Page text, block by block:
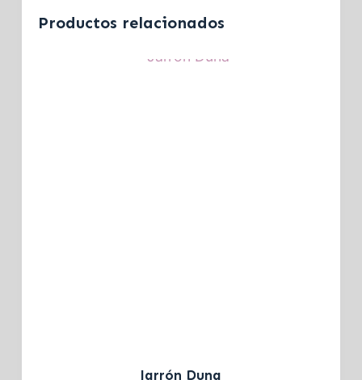
Productos relacionados
Jarrón Duna